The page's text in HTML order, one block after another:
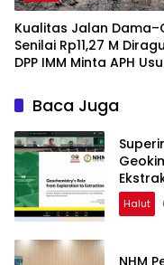
Kualitas Jalan
Senilai Rp11,27 M
DPP IMM Minta APH
Baca Juga
Halut
NHM